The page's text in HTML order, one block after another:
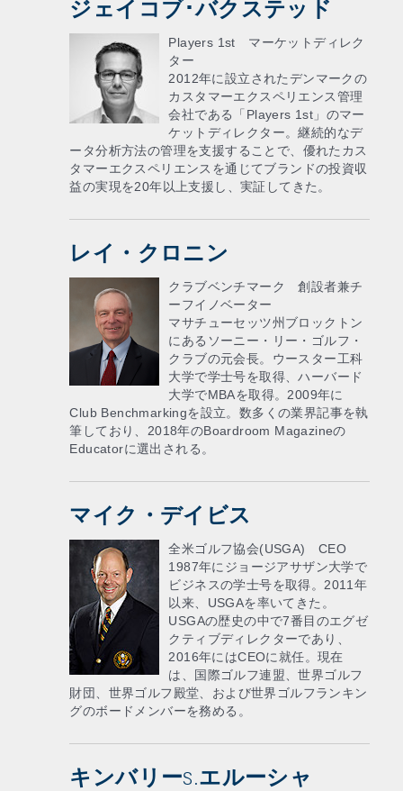
ジェイコブ･バクステッド
Players 1st マーケットディレク
ター
2012年に設立されたデンマークの
カスタマーエクスペリエンス管理
会社である「Players 1st」のマー
ケットディレクター。継続的なデ
ータ分析方法の管理を支援することで、優れたカス
タマーエクスペリエンスを通じてブランドの投資収
益の実現を20年以上支援し、実証してきた。
レイ・クロニン
クラブベンチマーク 創設者兼チ
ーフイノベーター
マサチューセッツ州ブロックトン
にあるソーニー・リー・ゴルフ・
クラブの元会長。ウースター工科
大学で学士号を取得、ハーバード
大学でMBAを取得。2009年に
Club Benchmarkingを設立。数多くの業界記事を執
筆しており、2018年のBoardroom Magazineの
Educatorに選出される。
マイク・デイビス
全米ゴルフ協会(USGA) CEO
1987年にジョージアサザン大学​​で
ビジネスの学士号を取得。2011年
以来、USGAを率いてきた。
USGAの歴史の中で7番目のエグゼ
クティブディレクターであり、
2016年にはCEOに就任。現在
は、国際ゴルフ連盟、世界ゴルフ
財団、世界ゴルフ殿堂、および世界ゴルフランキン
グのボードメンバーを務める。
キンバリーS.エルーシャ